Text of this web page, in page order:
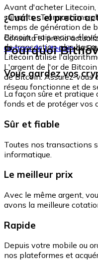
Avant d'acheter
suivants : Transactions
temps de génération de
Bitcoin. Frais moins
de transaction plus bas
Litecoin utilise
L'argent de l'or de
de Bitcoin. Assurez-vous
réseau fonctionne et de
¿Cuál es el precio
Consulta el precio
compra de Litecoinde
Pourquoi
Vous gardez vos
La façon sûre et
fonds et de protéger vos
Sûr et fiable
Toutes nos transactions
informatique.
Le meilleur prix
Avec le même argent,
avons la meilleure
Rapide
Depuis votre mobile ou
nos plateformes et